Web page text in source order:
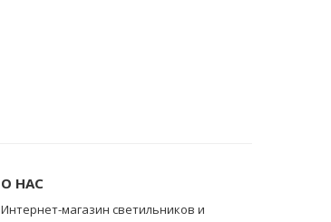
О НАС
Интернет-магазин светильников и